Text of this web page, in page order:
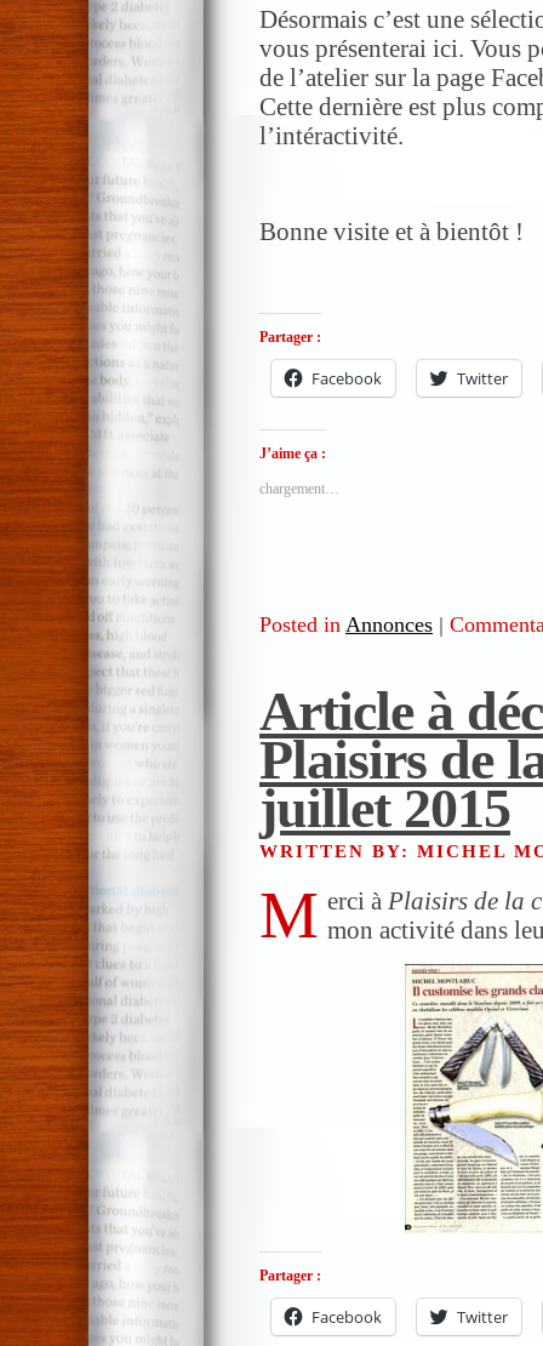
Désormais c’est une
vous présenterai ici. Vous
de l’atelier sur la page
Cette dernière est plus
l’intéractivité.
Bonne visite et à bientôt !
Partager :
Facebook Twitter
J’aime ça :
chargement…
Posted in Annonces |
Article à
Plaisirs de
juillet 2015
WRITTEN BY: MICHEL
M erci à Plaisirs de la
mon activité dans
Partager :
Facebook Twitter